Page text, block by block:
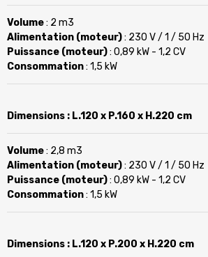
Volume: 2 m3
Alimentation (moteur): 230 V / 1 / 50 Hz
Puissance (moteur): 0,89 kW - 1,2 CV
Consommation: 1,5 kW
Dimensions : L.120 x P.160 x H.220 cm
Volume: 2,8 m3
Alimentation (moteur): 230 V / 1 / 50 Hz
Puissance (moteur): 0,89 kW - 1,2 CV
Consommation: 1,5 kW
Dimensions : L.120 x P.200 x H.220 cm